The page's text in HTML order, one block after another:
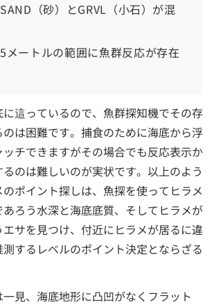
（砂）とGRVL（小石）が混
メートルの範囲に魚群反応が存在
這っているので、魚群探知機でその存
は困難です。捕食のために海底から浮
チできますがその場合でも反応表示か
のは難しいのが実状です。以上のよう
ポイント探しは、魚探を使ってヒラメ
ろう水深と海底底質、そしてヒラメが
サを見つけ、付近にヒラメが居るに違
するレベルのポイント決定とならざる
見、海底地形に凸凹がなくフラット